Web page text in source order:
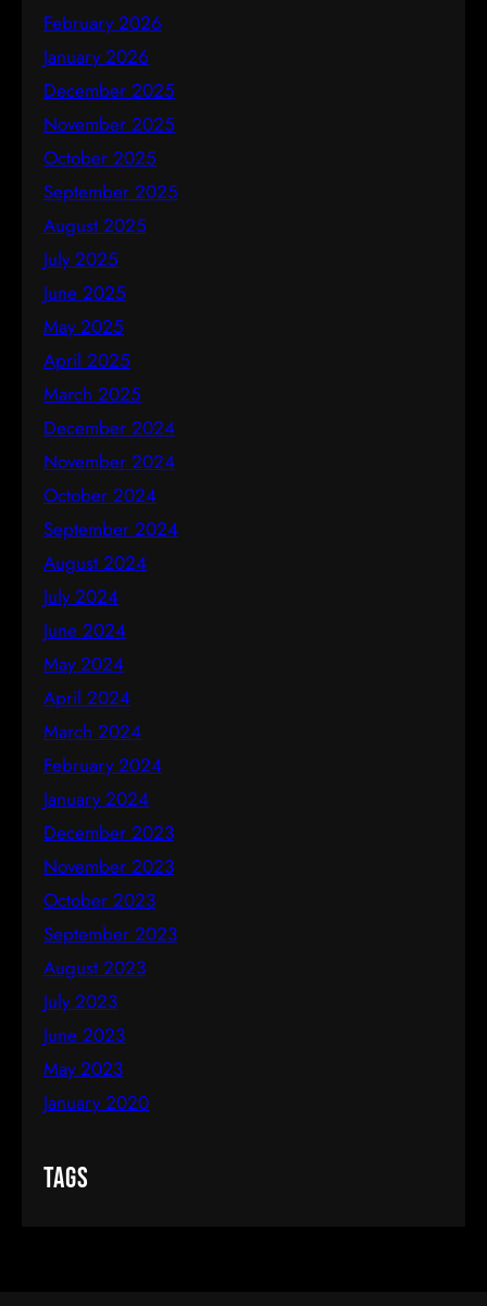
February 2026
January 2026
December 2025
November 2025
October 2025
September 2025
August 2025
July 2025
June 2025
May 2025
April 2025
March 2025
December 2024
November 2024
October 2024
September 2024
August 2024
July 2024
June 2024
May 2024
April 2024
March 2024
February 2024
January 2024
December 2023
November 2023
October 2023
September 2023
August 2023
July 2023
June 2023
May 2023
January 2020
Tags